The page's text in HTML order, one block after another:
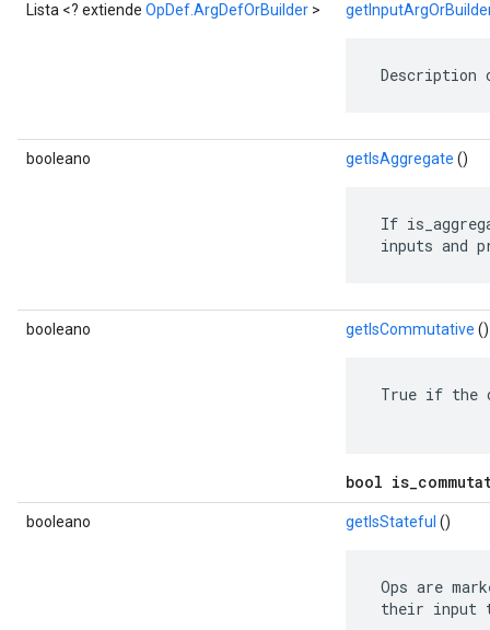
Lista <? extiende OpDef.ArgDefOrBuilder >
booleano getIsAggregate ()
If
inputs and
booleano getIsCommutative ()
True if the
bool
booleano getIsStateful ()
Ops are
their input